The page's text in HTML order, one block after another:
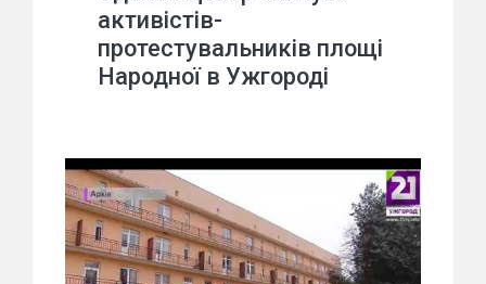
активістів-
протестувальників площі
Народної в Ужгороді